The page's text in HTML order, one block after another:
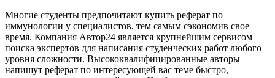
Многие студенты предпочитают купить реферат по
иммунологии у специалистов, тем самым сэкономив свое
время. Компания Автор24 является крупнейшим сервисом
поиска экспертов для написания студенческих работ любого
уровня сложности. Высококвалифицированные авторы
напишут реферат по интересующей вас теме быстро,